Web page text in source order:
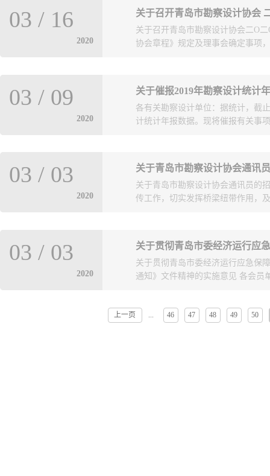
计协会理事会审议材料
造成了影响，带来了冲击。为了坚
贯彻落实习近平总书记关于疫情防
省、市委工作要求，一面坚持不懈
位在自身面临的严峻防控形势和巨
为共同应对当前挑战，携手全体会
定，决定对2020年度会费标准调整
收，依次为：副理事长单位4000元/
位1000元/年。次年恢复正常收费
关于召开青岛市勘察设计协会
2020
03 / 16
关于召开青岛市勘察设计协会二О
协会章程》规定及理事会确定事项
20年度第一次理事会，现将有关事
13:30（13:30报到，14:00正式开会
号1号楼甲208室)三、主要内容研
《关于青岛市建设工程施工图设计
参会。理事本人因故确不能参加会
请配合工作人员积极做好体温测量
件1：参会回执.docx附件2：授权委
关于催报2019年勘察设计统计
2020
03 / 09
各有关勘察设计单位：据统计，截
计统计年报数据。现将催报有关事
调了2019年勘察设计统计年报工
计单位于3月15日之前完成数据报
送，逾期不报，将按相关规定给予
通知》（青建办字[2012]2号）规定
档案信息的，责令限期改正；逾期
理、年度检查、单位评优和信用考
息系统技术问题，请与技术服务联
部门：青岛市城乡建设委勘察设计
关于青岛市勘察设计协会通讯
2020
03 / 03
关于青岛市勘察设计协会通讯员的
传工作，切实发挥桥梁纽带作用，
位的突出事迹、技术成果、先进经
通讯员，每单位仅限一名(具体要求
于3月9日前将通讯员申报表发送至
日附件1：青岛勘察设计协会通讯
2020
03 / 03
关于贯彻青岛市委经济运行应急保
通知》文件精神的实施意见 各会员
障指挥部印发了《关于积极发挥行
上一页 ... 46 47 48 49 50